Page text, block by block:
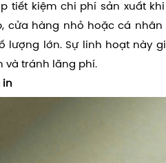
tiết kiệm chi phí sản xuất
cửa hàng nhỏ hoặc cá
lượng lớn. Sự linh hoạt này
và tránh lãng phí.
in